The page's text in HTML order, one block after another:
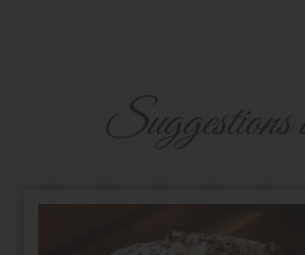
suggestions